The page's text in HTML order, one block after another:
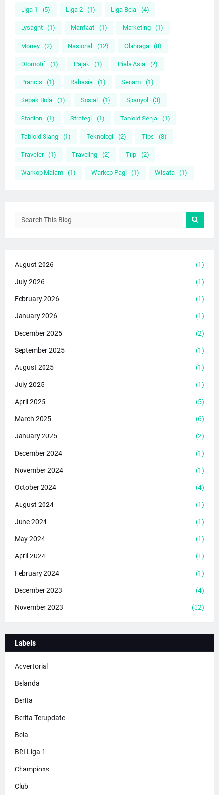
Liga 1 (5) Liga 2 (1) Liga Bola (4)
Lysaght (1) Manfaat (1) Marketing (1)
Money (2) Nasional (12) Olahraga (8)
Otomotif (1) Pajak (1) Piala Asia (2)
Prancis (1) Rahasia (1) Senam (1)
Sepak Bola (1) Sosial (1) Spanyol (3)
Stadion (1) Strategi (1) Tabloid Senja (1)
Tabloid Siang (1) Teknologi (2) Tips (8)
Traveler (1) Traveling (2) Trip (2)
Warkop Malam (1) Warkop Pagi (1) Wisata (1)
August 2026 (1)
July 2026 (1)
February 2026 (1)
January 2026 (1)
December 2025 (2)
September 2025 (1)
August 2025 (1)
July 2025 (1)
April 2025 (5)
March 2025 (6)
January 2025 (2)
December 2024 (1)
November 2024 (1)
October 2024 (4)
August 2024 (1)
June 2024 (1)
May 2024 (1)
April 2024 (1)
February 2024 (1)
December 2023 (4)
November 2023 (32)
Labels
Advertorial
Belanda
Berita
Berita Terupdate
Bola
BRI Liga 1
Champions
Club